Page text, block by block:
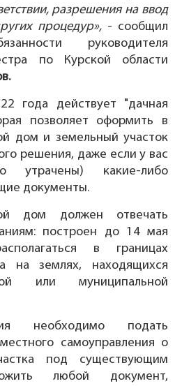
разрешения на ввод
процедур»,- сообщил
руководителя
по Курской области
года действует "дачная
позволяет оформить в
дом и земельный участок
решения, даже если у вас
утрачены) какие-либо
документы.
дом должен отвечать
построен до 14 мая
в границах
на землях, находящихся
или муниципальной
необходимо подать
самоуправления о
под существующим
любой документ,